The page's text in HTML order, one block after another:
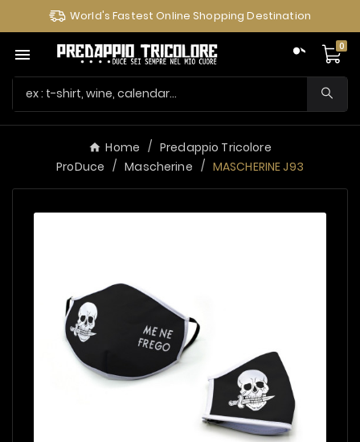
World's Fastest Online Shopping Destination
 0
Home
Predappio Tricolore
ProDuce
Mascherine MASCHERINE J93